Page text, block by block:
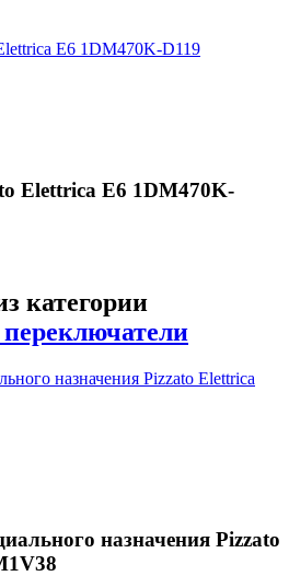
Elettrica E6 1DM470K-
категории
назначения Pizzato